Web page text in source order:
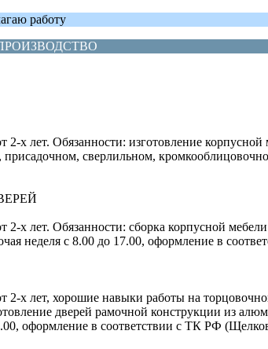
работу
2-х лет. Обязанности: изготовление
сверлильном,
2-х лет. Обязанности: сборка корпусной
неделя с 8.00 до 17.00, оформление в
2-х лет, хорошие навыки работы на
дверей рамочной конструкции из
оформление в соответствии с ТК РФ